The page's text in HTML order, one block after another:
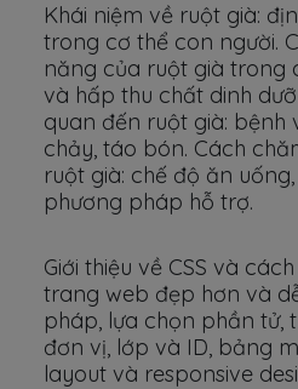
Khái niệm về ruột già:
trong cơ thể con người.
năng của ruột già trong
và hấp thu chất dinh
quan đến ruột già: bệnh
chảy, táo bón. Cách
ruột già: chế độ ăn
phương pháp hỗ trợ.
Giới thiệu về CSS và
trang web đẹp hơn và
pháp, lựa chọn phần tử,
đơn vị, lớp và ID, bảng
layout và responsive